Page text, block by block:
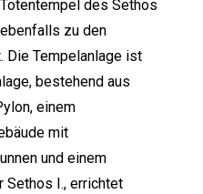
des Sethos
zu den
Die Tempelanlage ist
bestehend aus
einem
mit
und einem
Sethos I., errichtet